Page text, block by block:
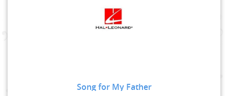
Song for My Father